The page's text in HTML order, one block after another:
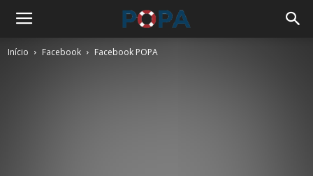
Início Facebook Facebook POPA